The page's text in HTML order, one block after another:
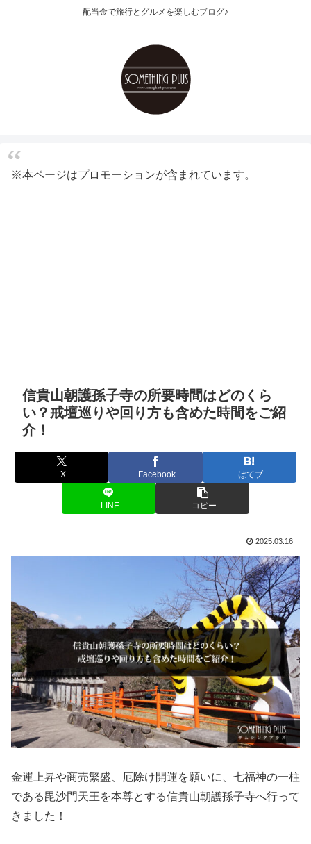
配当金で旅行とグルメを楽しむブログ♪
※本ページはプロモーションが含まれています。
信貴山朝護孫子寺の所要時間はどのくら
い？戒壇巡りや回り方も含めた時間をご紹
介！
X Facebook はてブ
LINE コピー
2025.03.16
金運上昇や商売繁盛、厄除け開運を願いに、七福神の一柱
である毘沙門天王を本尊とする信貴山朝護孫子寺へ行って
きました！